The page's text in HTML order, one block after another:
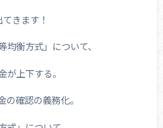
きます！
衡方式」について、
が上下する。
確認の義務化。